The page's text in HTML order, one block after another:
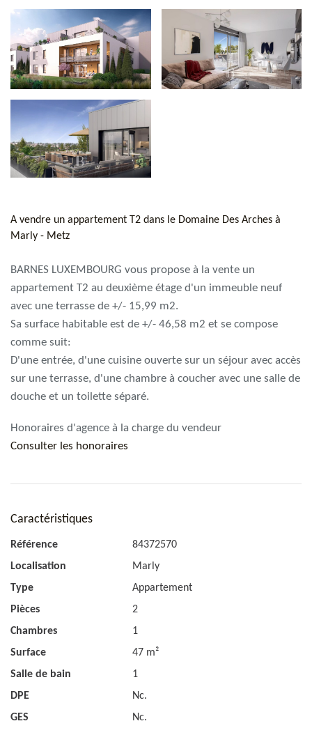
A vendre un appartement T2 dans le Domaine Des Arches à
Marly - Metz
BARNES LUXEMBOURG vous propose à la vente un
appartement T2 au deuxième étage d'un immeuble neuf
avec une terrasse de +/- 15,99 m2.
Sa surface habitable est de +/- 46,58 m2 et se compose
comme suit:
D'une entrée, d'une cuisine ouverte sur un séjour avec accès
sur une terrasse, d'une chambre à coucher avec une salle de
douche et un toilette séparé.
Honoraires d'agence à la charge du vendeur
Consulter les honoraires
Caractéristiques
Référence
84372570
Localisation
Marly
Type
Appartement
Pièces
2
Chambres
1
Surface
47 m²
Salle de bain
1
DPE
Nc.
GES
Nc.